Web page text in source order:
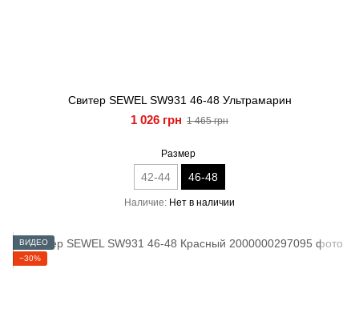
Свитер SEWEL SW931 46-48 Ультрамарин
1 026 грн 1 465 грн
Размер
42-44 46-48
Наличие Нет в наличии
ВИДЕО
−30%